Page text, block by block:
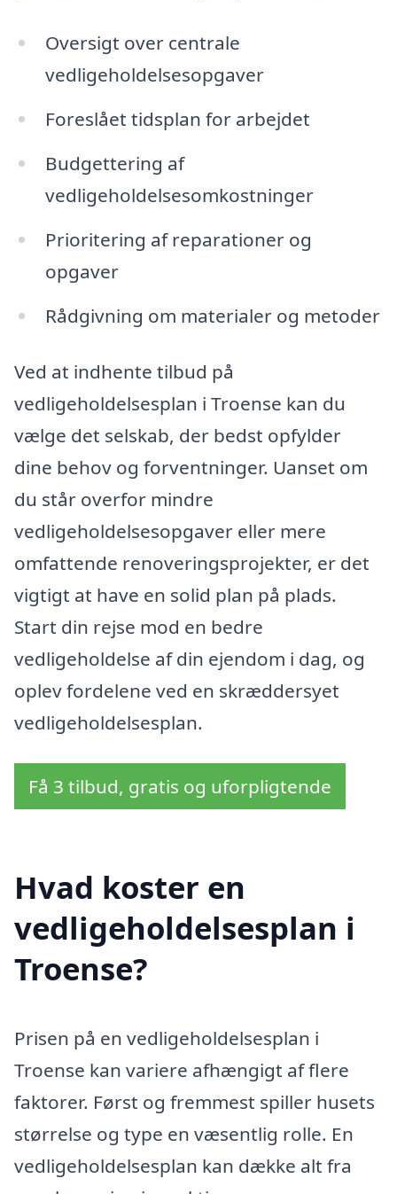
Oversigt over centrale
vedligeholdelsesopgaver
Foreslået tidsplan for arbejdet
Budgettering af
vedligeholdelsesomkostninger
Prioritering af reparationer og
opgaver
Rådgivning om materialer og metoder
Ved at indhente tilbud på
vedligeholdelsesplan i Troense kan du
vælge det selskab, der bedst opfylder
dine behov og forventninger. Uanset om
du står overfor mindre
vedligeholdelsesopgaver eller mere
omfattende renoveringsprojekter, er det
vigtigt at have en solid plan på plads.
Start din rejse mod en bedre
vedligeholdelse af din ejendom i dag, og
oplev fordelene ved en skræddersyet
vedligeholdelsesplan.
Få 3 tilbud, gratis og uforpligtende
Hvad koster en
vedligeholdelsesplan i
Troense?
Prisen på en vedligeholdelsesplan i
Troense kan variere afhængigt af flere
faktorer. Først og fremmest spiller husets
størrelse og type en væsentlig rolle. En
vedligeholdelsesplan kan dække alt fra